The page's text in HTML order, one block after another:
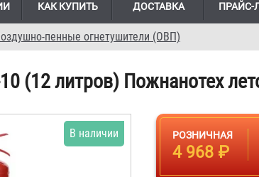
КАК КУПИТЬ ДОСТАВКА ПРАЙС-
пенные огнетушители (ОВП)
(12 литров) Пожнанотех
В наличии РОЗНИЧНАЯ
4 968 ₽